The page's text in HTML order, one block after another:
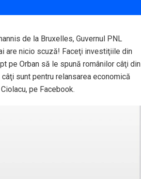
de la Bruxelles, Guvernul PNL
are nicio scuză! Faceţi investiţiile din
pe Orban să le spună românilor câţi din
sunt pentru relansarea economică
pe Facebook.